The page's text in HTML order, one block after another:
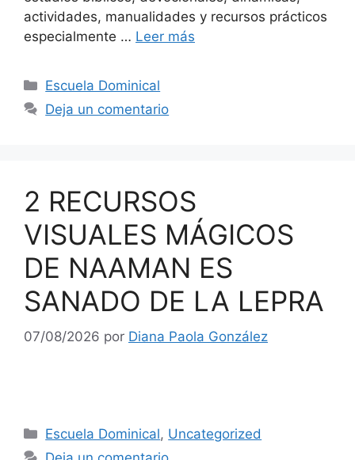
actividades, manualidades y recursos prácticos
especialmente … Leer más
Escuela Dominical
Deja un comentario
2 RECURSOS
VISUALES MÁGICOS
DE NAAMAN ES
SANADO DE LA LEPRA
07/08/2026 por Diana Paola González
Escuela Dominical, Uncategorized